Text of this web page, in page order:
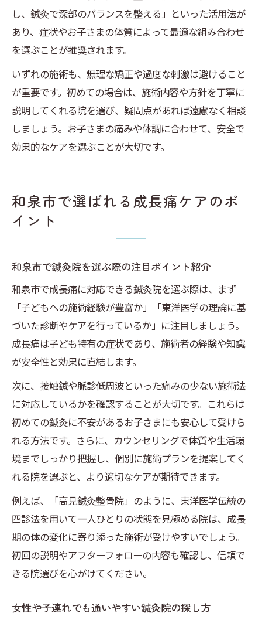
し、鍼灸で深部のバランスを整える」といった活用法が
あり、症状やお子さまの体質によって最適な組み合わせ
を選ぶことが推奨されます。
いずれの施術も、無理な矯正や過度な刺激は避けること
が重要です。初めての場合は、施術内容や方針を丁寧に
説明してくれる院を選び、疑問点があれば遠慮なく相談
しましょう。お子さまの痛みや体調に合わせて、安全で
効果的なケアを選ぶことが大切です。
和泉市で選ばれる成長痛ケアのポ
イント
和泉市で鍼灸院を選ぶ際の注目ポイント紹介
和泉市で成長痛に対応できる鍼灸院を選ぶ際は、まず
「子どもへの施術経験が豊富か」「東洋医学の理論に基
づいた診断やケアを行っているか」に注目しましょう。
成長痛は子ども特有の症状であり、施術者の経験や知識
が安全性と効果に直結します。
次に、接触鍼や脈診低周波といった痛みの少ない施術法
に対応しているかを確認することが大切です。これらは
初めての鍼灸に不安があるお子さまにも安心して受けら
れる方法です。さらに、カウンセリングで体質や生活環
境までしっかり把握し、個別に施術プランを提案してく
れる院を選ぶと、より適切なケアが期待できます。
例えば、「高見鍼灸整骨院」のように、東洋医学伝統の
四診法を用いて一人ひとりの状態を見極める院は、成長
期の体の変化に寄り添った施術が受けやすいでしょう。
初回の説明やアフターフォローの内容も確認し、信頼で
きる院選びを心がけてください。
女性や子連れでも通いやすい鍼灸院の探し方